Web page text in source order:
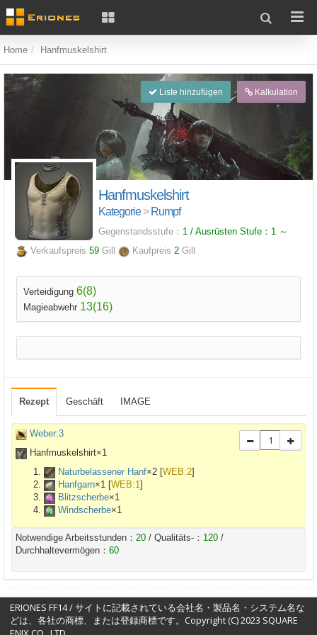
Home Hanfmuskelshirt
Liste hinzufügen Kalkulation
Hanfmuskelshirt
Kategorie> Rumpf
Gegenstandsstufe： 1 / Ausrüsten Stufe： 1 ～
Verkaufspreis 59 Gill Kaufpreis 2 Gill
Verteidigung 6(8)
Magieabwehr 13(16)
Rezept Geschäft IMAGE
Weber:3
Hanfmuskelshirt×1
Naturbelassener Hanf×2 [WEB:2]
Hanfgarn×1 [WEB:1]
Blitzscherbe×1
Windscherbe×1
Notwendige Arbeitsstunden： 20 / Qualitäts-： 120 /
Durchhaltevermögen： 60
ERIONES FF14 / サイトに記載されている会社名・製品名・システム名な
どは、各社の商標、または登録商標です。Copyright (C) 2023 SQUARE